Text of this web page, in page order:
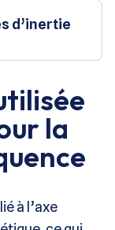
d’inertie
la
à l’axe